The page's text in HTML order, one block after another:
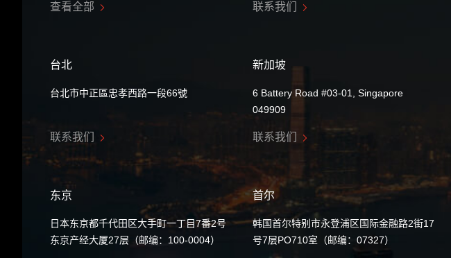
查看全部 联系我们
台北
台北市中正區忠孝西路一段66號
联系我们
新加坡
6 Battery Road #03-01, Singapore
049909
联系我们
东京
日本东京都千代田区大手町一丁目7番2号
东京产经大厦27层（邮编：100-0004）
首尔
韩国首尔特别市永登浦区国际金融路2街17
号7层PO710室（邮编：07327）